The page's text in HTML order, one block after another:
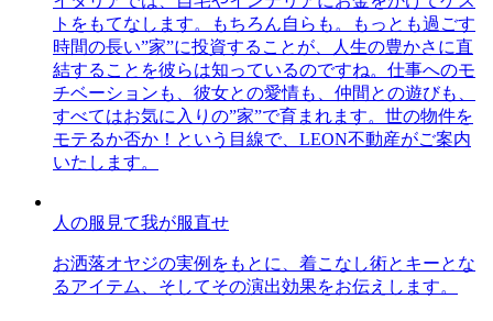
トをもてなします。もちろん自らも。もっとも過ごす
時間の長い”家”に投資することが、人生の豊かさに直
結することを彼らは知っているのですね。仕事へのモ
チベーションも、彼女との愛情も、仲間との遊びも、
すべてはお気に入りの”家”で育まれます。世の物件を
モテるか否か！という目線で、LEON不動産がご案内
いたします。
人の服見て我が服直せ
お洒落オヤジの実例をもとに、着こなし術とキーとな
るアイテム、そしてその演出効果をお伝えします。